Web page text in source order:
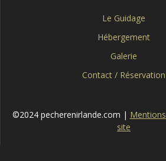
Le Guidage
Hébergement
Galerie
Contact / Réservation
©2024 pecherenirlande.com |
site